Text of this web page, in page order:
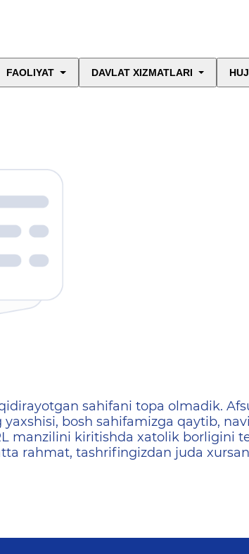
FAOLIYAT DAVLAT XIZMATLARI
не найдена
sahifani topa olmadik.
yaxshisi, bosh sahifamizga qaytib,
manzilini kiritishda xatolik borligini
rahmat, tashrifingizdan juda